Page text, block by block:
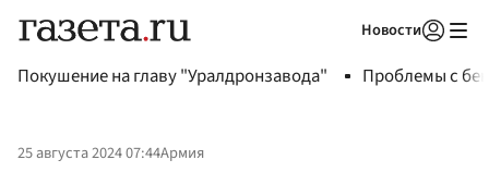
Новости
Покушение на главу "Уралдронзавода" Проблемы с
25 августа 2024 07:44Армия